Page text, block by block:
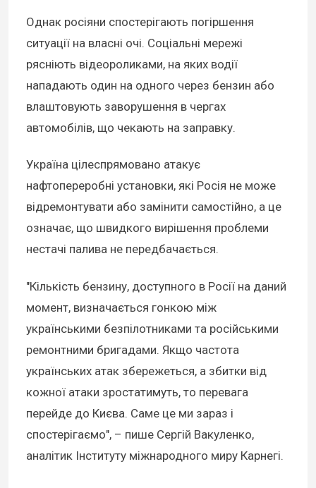
Однак росіяни спостерігають погіршення
ситуації на власні очі. Соціальні мережі
рясніють відеороликами, на яких водії
нападають один на одного через бензин або
влаштовують заворушення в чергах
автомобілів, що чекають на заправку.
Україна цілеспрямовано атакує
нафтопереробні установки, які Росія не може
відремонтувати або замінити самостійно, а це
означає, що швидкого вирішення проблеми
нестачі палива не передбачається.
"Кількість бензину, доступного в Росії на даний
момент, визначається гонкою між
українськими безпілотниками та російськими
ремонтними бригадами. Якщо частота
українських атак збережеться, а збитки від
кожної атаки зростатимуть, то перевага
перейде до Києва. Саме це ми зараз і
спостерігаємо", – пише Сергій Вакуленко,
аналітик Інституту міжнародного миру Карнегі.